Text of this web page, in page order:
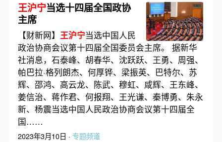
王沪宁当选十四届全国政协
主席
【财新网】 王沪宁当选中国人民
政治协商会议第十四届全国委员会主席。 据新华
社消息，石泰峰、胡春华、沈跃跃、王勇、周强、
帕巴拉·格列朗杰、何厚铧、梁振英、巴特尔、苏
辉、邵鸿、高云龙、陈武、穆虹、咸辉、王东峰、
姜信治、蒋作君、何报翔、王光谦、秦博勇、朱永
新、杨震当选中国人民政治协商会议第十四届全
国……
2023年3月10日 · 专题频道